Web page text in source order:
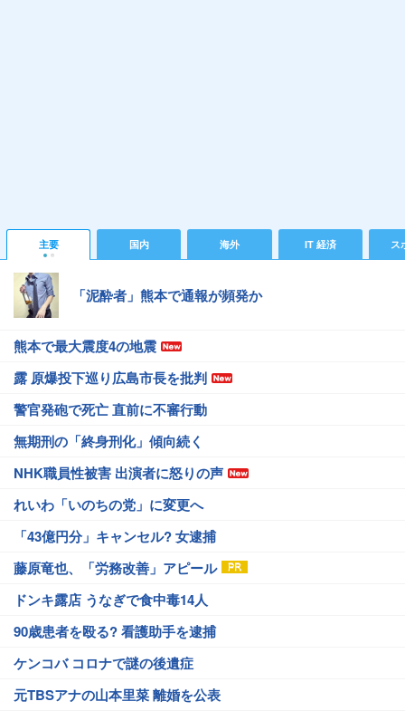
主要 国内 海外 IT 経済 ス
「泥酔者」熊本で通報が頻発か
熊本で最大震度4の地震
露 原爆投下巡り広島市長を批判
警官発砲で死亡 直前に不審行動
無期刑の「終身刑化」傾向続く
NHK職員性被害 出演者に怒りの声
れいわ「いのちの党」に変更へ
「43億円分」キャンセル? 女逮捕
藤原竜也、「労務改善」アピール
ドンキ露店 うなぎで食中毒14人
90歳患者を殴る? 看護助手を逮捕
ケンコバ コロナで謎の後遺症
元TBSアナの山本里菜 離婚を公表